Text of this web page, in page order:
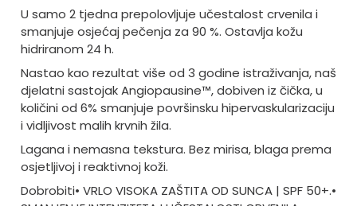
U samo 2 tjedna prepolovljuje učestalost crvenila i
smanjuje osjećaj pečenja za 90 %. Ostavlja kožu
hidriranom 24 h.
Nastao kao rezultat više od 3 godine istraživanja, naš
djelatni sastojak Angiopausine™, dobiven iz čička, u
količini od 6% smanjuje površinsku hipervaskularizaciju
i vidljivost malih krvnih žila.
Lagana i nemasna tekstura. Bez mirisa, blaga prema
osjetljivoj i reaktivnoj koži.
Dobrobiti• VRLO VISOKA ZAŠTITA OD SUNCA | SPF 50+.•